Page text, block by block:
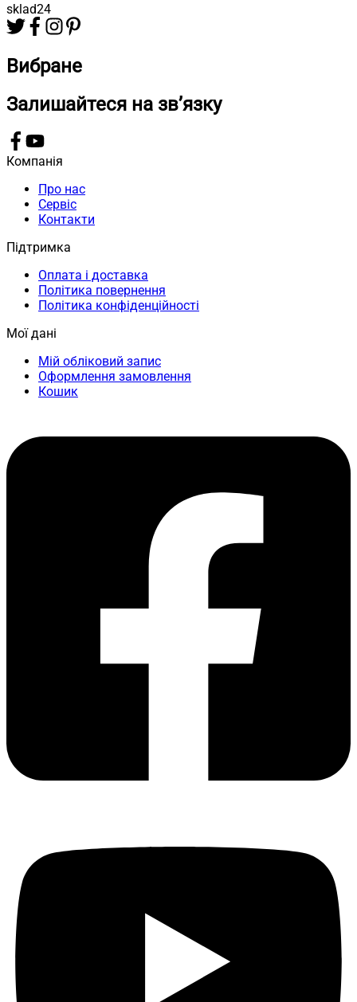
sklad24
Вибране
Залишайтеся на зв’язку
Компанія
Про нас
Сервіс
Контакти
Підтримка
Оплата і доставка
Політика повернення
Політика конфіденційності
Мої дані
Мій обліковий запис
Оформлення замовлення
Кошик